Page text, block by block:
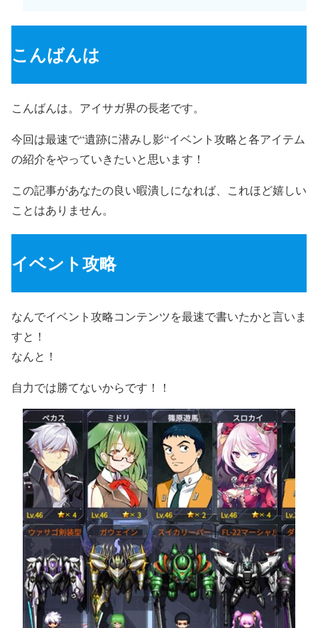
こんばんは
こんばんは。アイサガ界の長老です。
今回は最速で“遺跡に潜みし影“イベント攻略と各アイテム
の紹介をやっていきたいと思います！
この記事があなたの良い暇潰しになれば、これほど嬉しい
ことはありません。
イベント攻略
なんでイベント攻略コンテンツを最速で書いたかと言いま
すと！
なんと！
自力では勝てないからです！！